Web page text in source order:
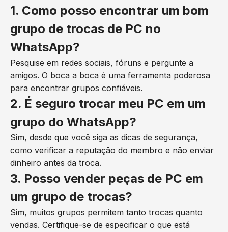
1. Como posso encontrar um bom
grupo de trocas de PC no
WhatsApp?
Pesquise em redes sociais, fóruns e pergunte a
amigos. O boca a boca é uma ferramenta poderosa
para encontrar grupos confiáveis.
2. É seguro trocar meu PC em um
grupo do WhatsApp?
Sim, desde que você siga as dicas de segurança,
como verificar a reputação do membro e não enviar
dinheiro antes da troca.
3. Posso vender peças de PC em
um grupo de trocas?
Sim, muitos grupos permitem tanto trocas quanto
vendas. Certifique-se de especificar o que está